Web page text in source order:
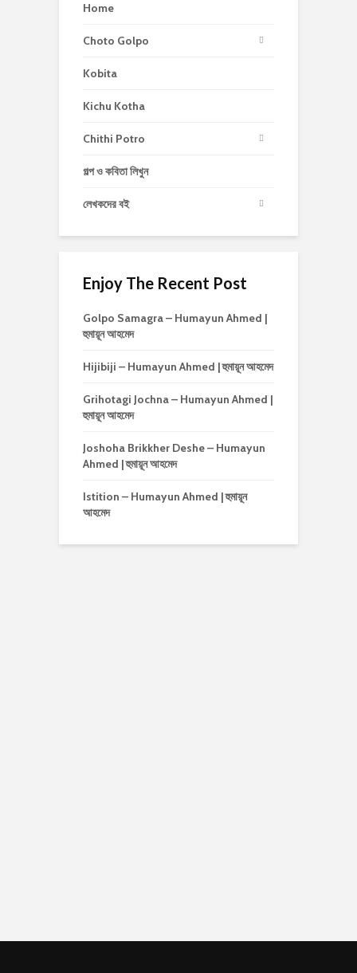
Home
Choto Golpo
Kobita
Kichu Kotha
Chithi Potro
গল্প ও কবিতা লিখুন
লেখকদের বই
Enjoy The Recent Post
Golpo Samagra – Humayun Ahmed |
হুমায়ূন আহমেদ
Hijibiji – Humayun Ahmed | হুমায়ূন আহমেদ
Grihotagi Jochna – Humayun Ahmed |
হুমায়ূন আহমেদ
Joshoha Brikkher Deshe – Humayun
Ahmed | হুমায়ূন আহমেদ
Istition – Humayun Ahmed | হুমায়ূন
আহমেদ